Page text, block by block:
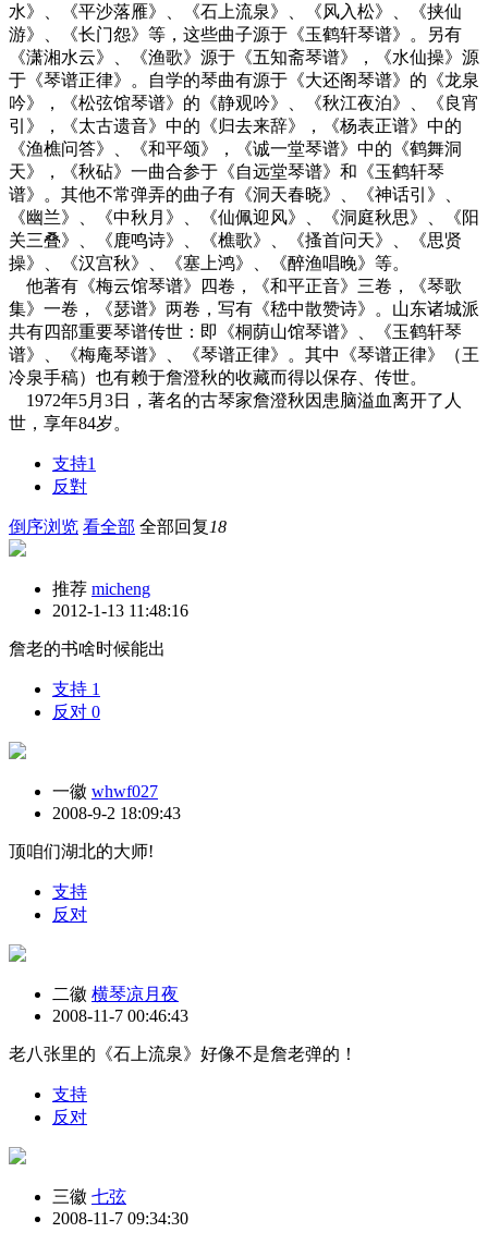
水》、《平沙落雁》、《石上流泉》、《风入松》、《挟仙
游》、《长门怨》等，这些曲子源于《玉鹤轩琴谱》。另有
《潇湘水云》、《渔歌》源于《五知斋琴谱》，《水仙操》源
于《琴谱正律》。自学的琴曲有源于《大还阁琴谱》的《龙泉
吟》，《松弦馆琴谱》的《静观吟》、《秋江夜泊》、《良宵
引》，《太古遗音》中的《归去来辞》，《杨表正谱》中的
《渔樵问答》、《和平颂》，《诚一堂琴谱》中的《鹤舞洞
天》，《秋砧》一曲合参于《自远堂琴谱》和《玉鹤轩琴
谱》。其他不常弹弄的曲子有《洞天春晓》、《神话引》、
《幽兰》、《中秋月》、《仙佩迎风》、《洞庭秋思》、《阳
关三叠》、《鹿鸣诗》、《樵歌》、《搔首问天》、《思贤
操》、《汉宫秋》、《塞上鸿》、《醉渔唱晚》等。
他著有《梅云馆琴谱》四卷，《和平正音》三卷，《琴歌
集》一卷，《瑟谱》两卷，写有《嵇中散赞诗》。山东诸城派
共有四部重要琴谱传世：即《桐荫山馆琴谱》、《玉鹤轩琴
谱》、《梅庵琴谱》、《琴谱正律》。其中《琴谱正律》（王
冷泉手稿）也有赖于詹澄秋的收藏而得以保存、传世。
1972年5月3日，著名的古琴家詹澄秋因患脑溢血离开了人
世，享年84岁。
支持1
反對
倒序浏览 看全部 全部回复 18
推荐 micheng
2012-1-13 11:48:16
詹老的书啥时候能出
支持 1
反对 0
一徽 whwf027
2008-9-2 18:09:43
顶咱们湖北的大师!
支持
反对
二徽 横琴凉月夜
2008-11-7 00:46:43
老八张里的《石上流泉》好像不是詹老弹的！
支持
反对
三徽 七弦
2008-11-7 09:34:30